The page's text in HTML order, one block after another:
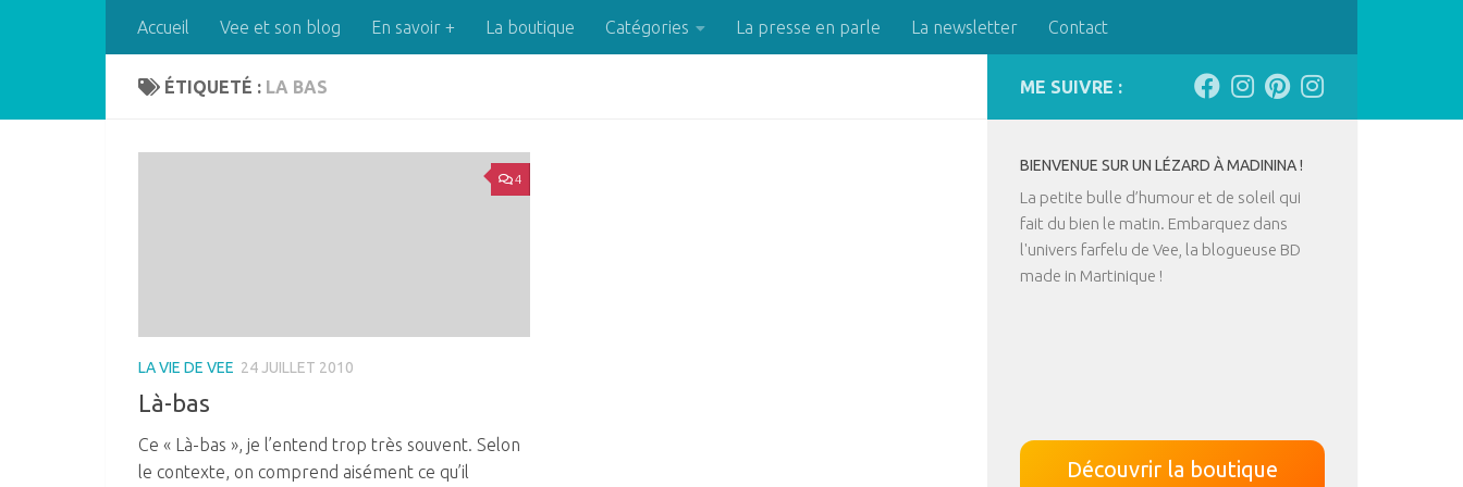
Skip to contentAccueil Vee et son blog En savoir + La boutique Catégories La presse en parle La newsletter Contact
ÉTIQUETÉ : LA BAS
4
LA VIE DE VEE 24 JUILLET 2010
Là-bas
Ce « Là-bas », je l’entend trop très souvent. Selon
le contexte, on comprend aisément ce qu’il
ME SUIVRE :
BIENVENUE SUR UN LÉZARD À MADININA !
La petite bulle d’humour et de soleil qui
fait du bien le matin. Embarquez dans
l'univers farfelu de Vee, la blogueuse BD
made in Martinique !
Découvrir la boutique